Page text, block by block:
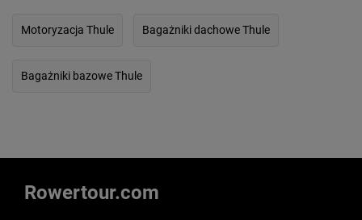
Motoryzacja Thule Bagażniki dachowe Thule
Bagażniki bazowe Thule
Rowertour.com